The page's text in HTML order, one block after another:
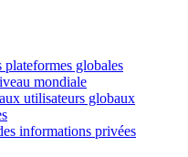
globales
mondiale
utilisateurs globaux
informations privées